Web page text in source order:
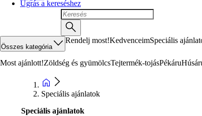
Ugrás a kereséshez
Összes kategória
Rendelj most!KedvenceimSpeciális
Most ajánlott!Zöldség és gyümölcsTejtermék-tojásPékáru
Speciális ajánlatok
Speciális ajánlatok